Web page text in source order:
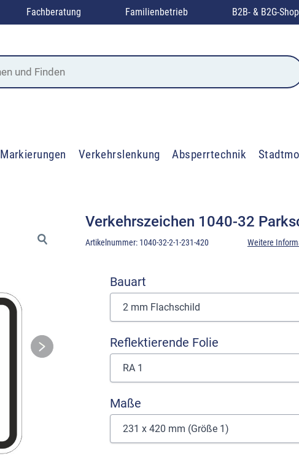
Fachberatung Familienbetrieb B2B- & B2G-Shop
Markierungen Verkehrslenkung Absperrtechnik
Verkehrszeichen 1040-32
Artikelnummer: 1040-32-2-1-231-420 Weitere
Bauart
Reflektierende Folie
Maße